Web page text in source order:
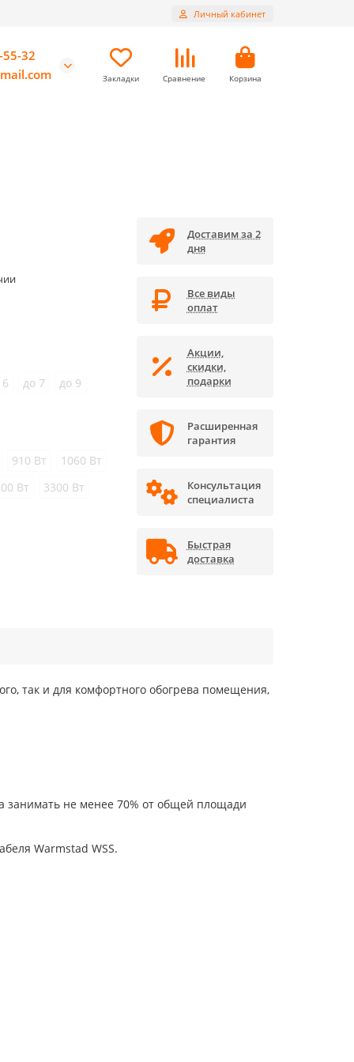
Личный кабинет
32
Закладки Сравнение Корзина
до 7
до 9
910 Вт
1060 Вт
Вт 3300 Вт
Доставим за 2
дня
Все виды
оплат
Акции,
скидки,
подарки
Расширенная
гарантия
Консультация
специалиста
Быстрая
доставка
так и для комфортного обогрева помещения,
занимать не менее 70% от общей площади
Warmstad WSS.